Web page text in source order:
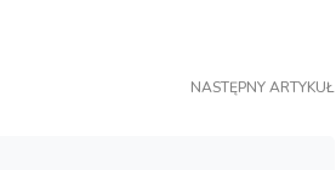
NASTĘPNY ARTYKUŁ